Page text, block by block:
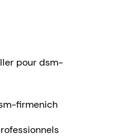
pour dsm-
firmenich